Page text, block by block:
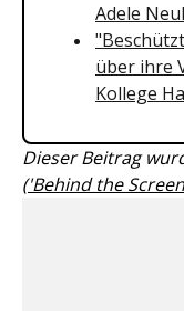
Adele
über ihre
Kollege
Dieser Beitrag
('Behind the